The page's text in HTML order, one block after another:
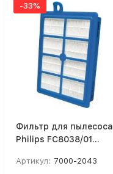
-33%
Фильтр для пылесоса
Philips FC8038/01
Артикул: 7000-2043